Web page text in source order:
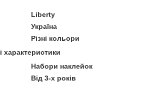
Liberty
Україна
Різні кольори
характеристики
Набори наклейок
Від 3-х років